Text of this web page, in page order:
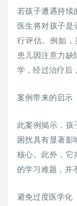
若孩子遭遇持续
医生将对孩子
行评估。例如
患儿因注意力缺
学，经过治疗后
案例带来的启示
此案例揭示，孩
困扰具有显著影
核心。此外，它
的学习难题，并
避免过度医学化